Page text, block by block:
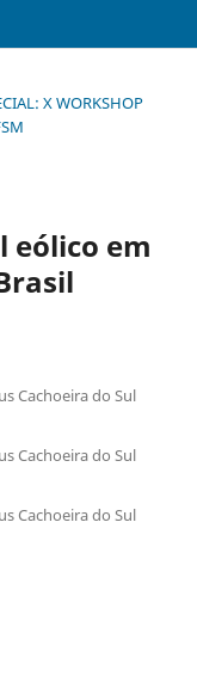
X WORKSHOP
eólico em
Cachoeira do Sul
Cachoeira do Sul
Cachoeira do Sul